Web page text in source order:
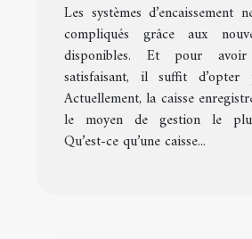
Les systèmes
compliqués grâce aux
disponibles. Et pour
satisfaisant, il suffit
Actuellement, la caisse
le moyen de gestion le
Qu’est-ce qu’une caisse...